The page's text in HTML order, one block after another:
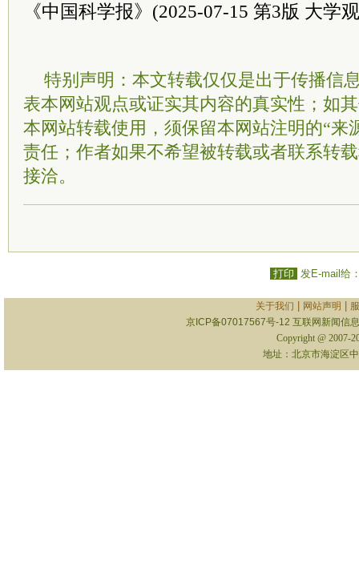
《中国科学报》(2025-07-15 第3版 大学
特别声明：本文转载仅仅是出于传播信
表本网站观点或证实其内容的真实性；如
本网站转载使用，须保留本网站注明的“来
责任；作者如果不希望被转载或者联系转
接洽。
打印 发E-mail给
关于我们 网站声明
京ICP备07017567号-12 互联网新闻信
Copyright @ 2007-
地址：北京市海淀区